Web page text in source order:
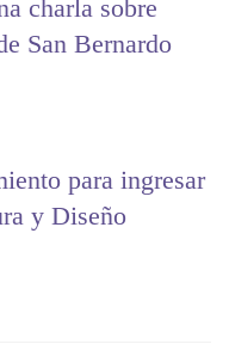
charla sobre
San Bernardo
para ingresar
y Diseño